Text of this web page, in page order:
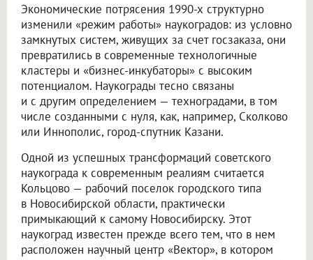
Экономические потрясения 1990-х структурно
изменили «режим работы» наукоградов: из условно
замкнутых систем, живущих за счет госзаказа, они
превратились в современные технологичные
кластеры и «бизнес-инкубаторы» с высоким
потенциалом. Наукограды тесно связаны
и с другим определением — техноградами, в том
числе созданными с нуля, как, например, Сколково
или Иннополис, город-спутник Казани.
Одной из успешных трансформаций советского
наукограда к современным реалиям считается
Кольцово — рабочий поселок городского типа
в Новосибирской области, практически
примыкающий к самому Новосибирску. Этот
наукоград известен прежде всего тем, что в нем
расположен научный центр «Вектор», в котором